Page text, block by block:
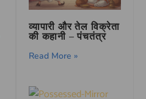
व्यापारी और तेल विक्रेता
की कहानी – पंचतंत्र
Read More »